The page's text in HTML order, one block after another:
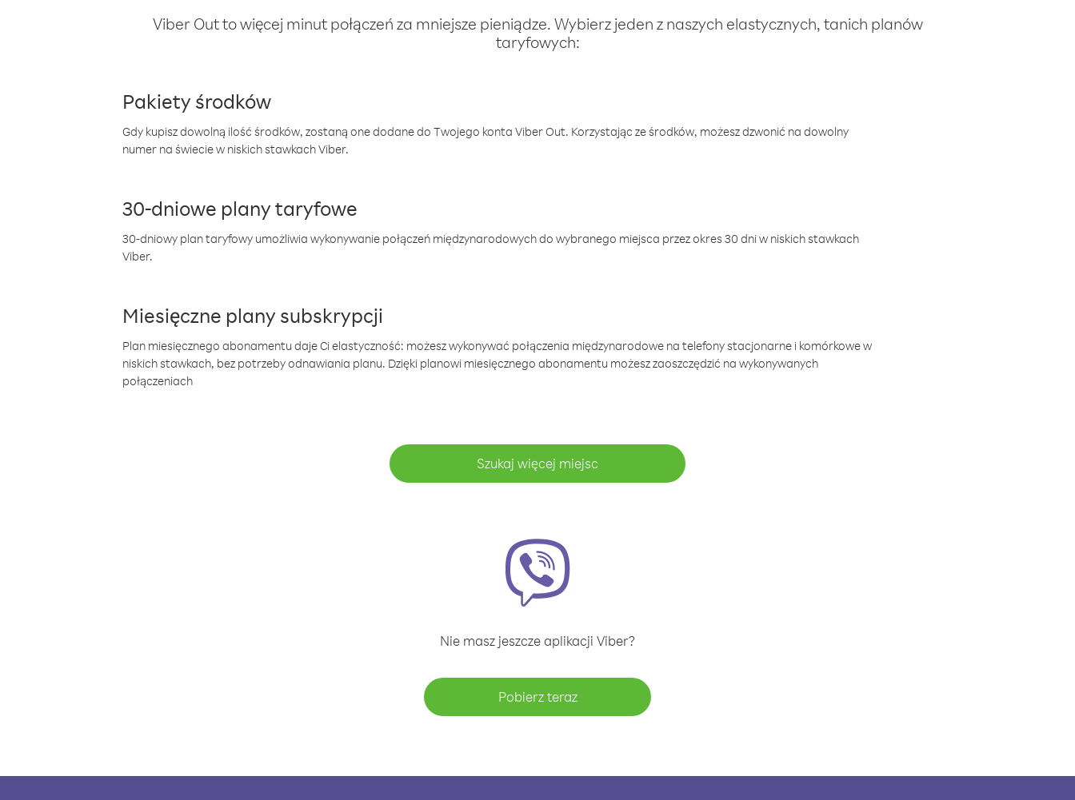
Viber Out to więcej minut połączeń za mniejsze pieniądze. Wybierz jeden z naszych elastycznych, tanich planów
taryfowych:
Pakiety środków
Gdy kupisz dowolną ilość środków, zostaną one dodane do Twojego konta Viber Out. Korzystając ze środków, możesz dzwonić na dowolny
numer na świecie w niskich stawkach Viber.
30-dniowe plany taryfowe
30-dniowy plan taryfowy umożliwia wykonywanie połączeń międzynarodowych do wybranego miejsca przez okres 30 dni w niskich stawkach
Viber.
Miesięczne plany subskrypcji
Plan miesięcznego abonamentu daje Ci elastyczność: możesz wykonywać połączenia międzynarodowe na telefony stacjonarne i komórkowe w
niskich stawkach, bez potrzeby odnawiania planu. Dzięki planowi miesięcznego abonamentu możesz zaoszczędzić na wykonywanych
połączeniach
Szukaj więcej miejsc
Nie masz jeszcze aplikacji Viber?
Pobierz teraz